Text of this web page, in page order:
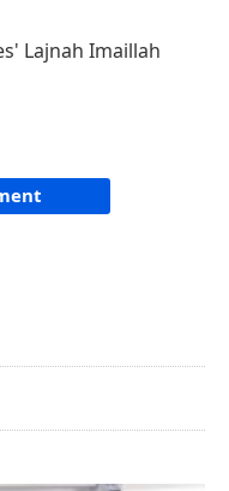
Lajnah Imaillah